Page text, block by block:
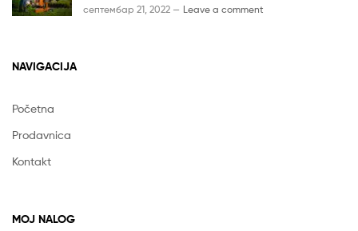
септембар 21, 2022 — Leave a comment
NAVIGACIJA
Početna
Prodavnica
Kontakt
MOJ NALOG